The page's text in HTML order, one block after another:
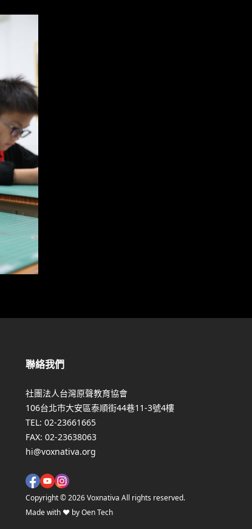
聯絡我們
社團法人台灣原聲教育協會
106台北市大安區泰順街44巷11-3號4樓
TEL: 02-23661665
FAX: 02-23638063
hi@voxnativa.org
Copyright ©2026Voxnativa All rights reserved.
Made with ♥ by Oen Tech